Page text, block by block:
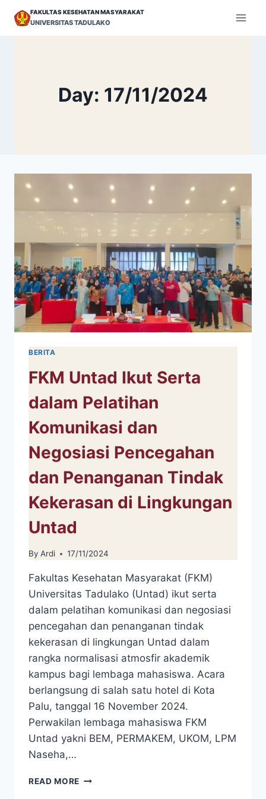
FAKULTAS KESEHATAN MASYARAKAT
UNIVERSITAS TADULAKO
Day: 17/11/2024
BERITA
FKM Untad Ikut Serta
dalam Pelatihan
Komunikasi dan
Negosiasi Pencegahan
dan Penanganan Tindak
Kekerasan di Lingkungan
Untad
By Ardi 17/11/2024
Fakultas Kesehatan Masyarakat (FKM)
Universitas Tadulako (Untad) ikut serta
dalam pelatihan komunikasi dan negosiasi
pencegahan dan penanganan tindak
kekerasan di lingkungan Untad dalam
rangka normalisasi atmosfir akademik
kampus bagi lembaga mahasiswa. Acara
berlangsung di salah satu hotel di Kota
Palu, tanggal 16 November 2024.
Perwakilan lembaga mahasiswa FKM
Untad yakni BEM, PERMAKEM, UKOM, LPM
Naseha,…
READ MORE FKM